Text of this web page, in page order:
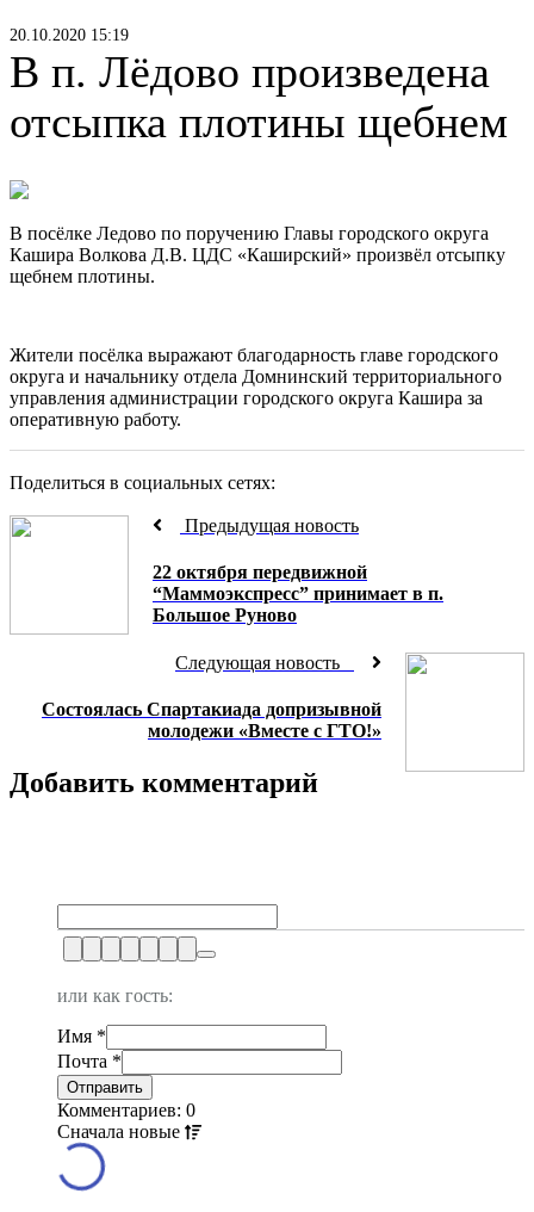
20.10.2020 15:19
В п. Лёдово произведена
отсыпка плотины щебнем
В посёлке Ледово по поручению Главы городского округа
Кашира Волкова Д.В. ЦДС «Каширский» произвёл отсыпку
щебнем плотины.
Жители посёлка выражают благодарность главе городского
округа и начальнику отдела Домнинский территориального
управления администрации городского округа Кашира за
оперативную работу.
Поделиться в социальных сетях:
Предыдущая новость
22 октября передвижной
“Маммоэкспресс” принимает в п.
Большое Руново
Следующая новость
Состоялась Спартакиада допризывной
молодежи «Вместе с ГТО!»
Добавить комментарий
или как гость:
Имя *
Почта *
Комментариев: 0
Сначала новые